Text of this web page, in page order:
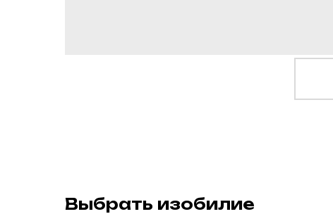
Выбрать изобилие